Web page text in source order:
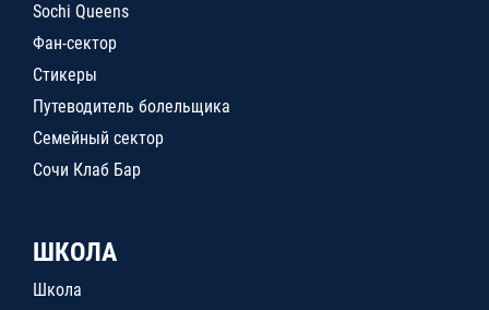
Sochi Queens
Фан-сектор
Стикеры
Путеводитель болельщика
Семейный сектор
Сочи Клаб Бар
ШКОЛА
Школа